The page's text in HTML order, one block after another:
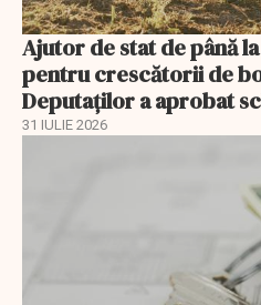
Ajutor de stat de până
pentru crescătorii de
Deputaților a aprobat
31 IULIE 2026